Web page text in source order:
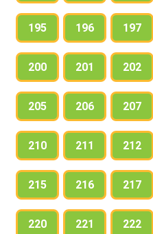
195 196 197
200 201 202
205 206 207
210 211 212
215 216 217
220 221 222